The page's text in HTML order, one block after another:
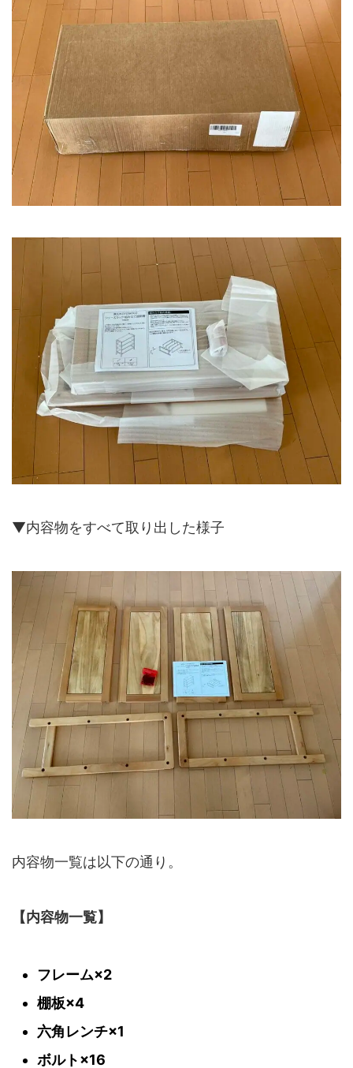
▼内容物をすべて取り出した様子
内容物一覧は以下の通り。
【内容物一覧】
フレーム×2
棚板×4
六角レンチ×1
ボルト×16